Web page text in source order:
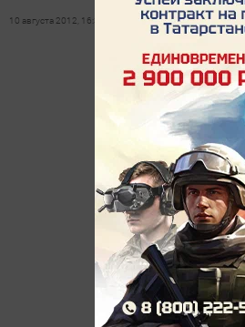
10 августа 2012, 16:30